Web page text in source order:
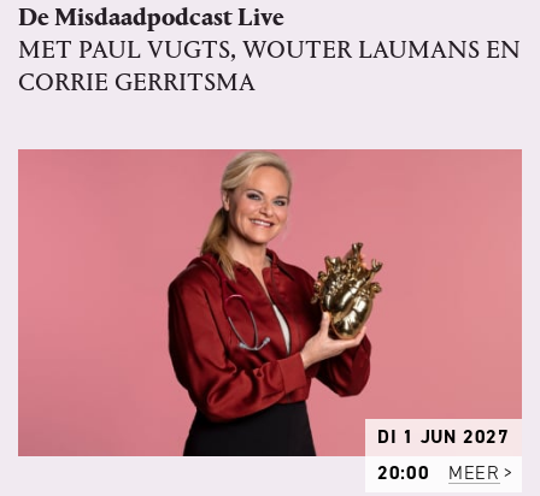
De Misdaadpodcast Live
MET PAUL VUGTS, WOUTER LAUMANS EN
CORRIE GERRITSMA
DI 1 JUN 2027
20:00
MEER